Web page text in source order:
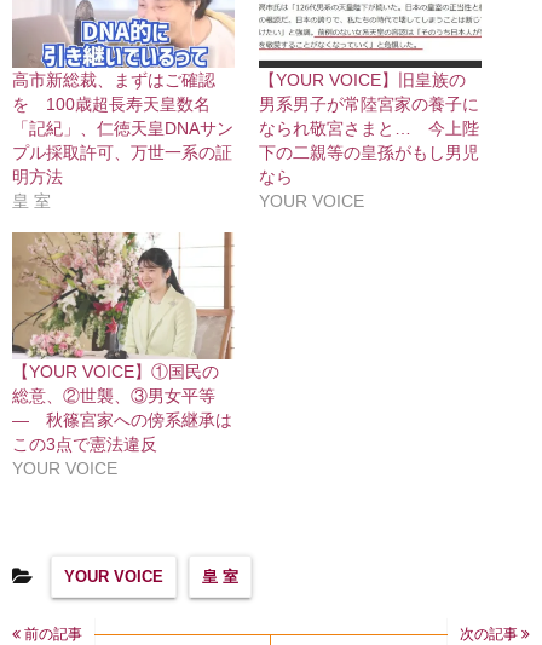
高市新総裁、まずはご確認
を 100歳超長寿天皇数名
「記紀」、仁徳天皇DNAサン
プル採取許可、万世一系の証
明方法
皇 室
【YOUR VOICE】旧皇族の
男系男子が常陸宮家の養子に
なられ敬宮さまと… 今上陛
下の二親等の皇孫がもし男児
なら
YOUR VOICE
【YOUR VOICE】①国民の
総意、②世襲、③男女平等
― 秋篠宮家への傍系継承は
この3点で憲法違反
YOUR VOICE
YOUR VOICE 皇 室
前の記事 次の記事